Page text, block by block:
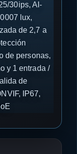
30ips, AI-
lux,
de 2,7 a
de personas,
y 1 entrada /
de
IP67,